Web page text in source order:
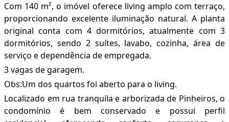
Com 140 m², o imóvel oferece living amplo com terraço,
proporcionando excelente iluminação natural. A planta
original conta com 4 dormitórios, atualmente com 3
dormitórios, sendo 2 suítes, lavabo, cozinha, área de
serviço e dependência de empregada.
3 vagas de garagem.
Obs:Um dos quartos foi aberto para o living.
Localizado em rua tranquila e arborizada de Pinheiros, o
condomínio é bem conservado e possui perfil